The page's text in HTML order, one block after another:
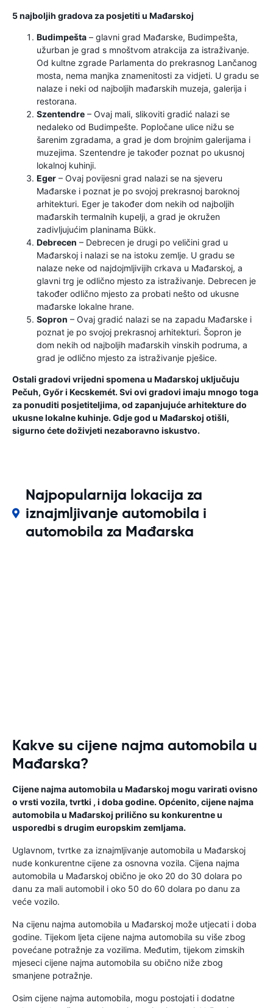
5 najboljih gradova za posjetiti u Mađarskoj
Budimpešta – glavni grad Mađarske, Budimpešta,
užurban je grad s mnoštvom atrakcija za istraživanje.
Od kultne zgrade Parlamenta do prekrasnog Lančanog
mosta, nema manjka znamenitosti za vidjeti. U gradu se
nalaze i neki od najboljih mađarskih muzeja, galerija i
restorana.
Szentendre – Ovaj mali, slikoviti gradić nalazi se
nedaleko od Budimpešte. Popločane ulice nižu se
šarenim zgradama, a grad je dom brojnim galerijama i
muzejima. Szentendre je također poznat po ukusnoj
lokalnoj kuhinji.
Eger – Ovaj povijesni grad nalazi se na sjeveru
Mađarske i poznat je po svojoj prekrasnoj baroknoj
arhitekturi. Eger je također dom nekih od najboljih
mađarskih termalnih kupelji, a grad je okružen
zadivljujućim planinama Bükk.
Debrecen – Debrecen je drugi po veličini grad u
Mađarskoj i nalazi se na istoku zemlje. U gradu se
nalaze neke od najdojmljivijih crkava u Mađarskoj, a
glavni trg je odlično mjesto za istraživanje. Debrecen je
također odlično mjesto za probati nešto od ukusne
mađarske lokalne hrane.
Sopron – Ovaj gradić nalazi se na zapadu Mađarske i
poznat je po svojoj prekrasnoj arhitekturi. Šopron je
dom nekih od najboljih mađarskih vinskih podruma, a
grad je odlično mjesto za istraživanje pješice.
Ostali gradovi vrijedni spomena u Mađarskoj uključuju
Pečuh, Győr i Kecskemét. Svi ovi gradovi imaju mnogo toga
za ponuditi posjetiteljima, od zapanjujuće arhitekture do
ukusne lokalne kuhinje. Gdje god u Mađarskoj otišli,
sigurno ćete doživjeti nezaboravno iskustvo.
Najpopularnija lokacija za
iznajmljivanje automobila i
automobila za Mađarska
Kakve su cijene najma automobila u
Mađarska?
Cijene najma automobila u Mađarskoj mogu varirati ovisno
o vrsti vozila, tvrtki , i doba godine. Općenito, cijene najma
automobila u Mađarskoj prilično su konkurentne u
usporedbi s drugim europskim zemljama.
Uglavnom, tvrtke za iznajmljivanje automobila u Mađarskoj
nude konkurentne cijene za osnovna vozila. Cijena najma
automobila u Mađarskoj obično je oko 20 do 30 dolara po
danu za mali automobil i oko 50 do 60 dolara po danu za
veće vozilo.
Na cijenu najma automobila u Mađarskoj može utjecati i doba
godine. Tijekom ljeta cijene najma automobila su više zbog
povećane potražnje za vozilima. Međutim, tijekom zimskih
mjeseci cijene najma automobila su obično niže zbog
smanjene potražnje.
Osim cijene najma automobila, mogu postojati i dodatne